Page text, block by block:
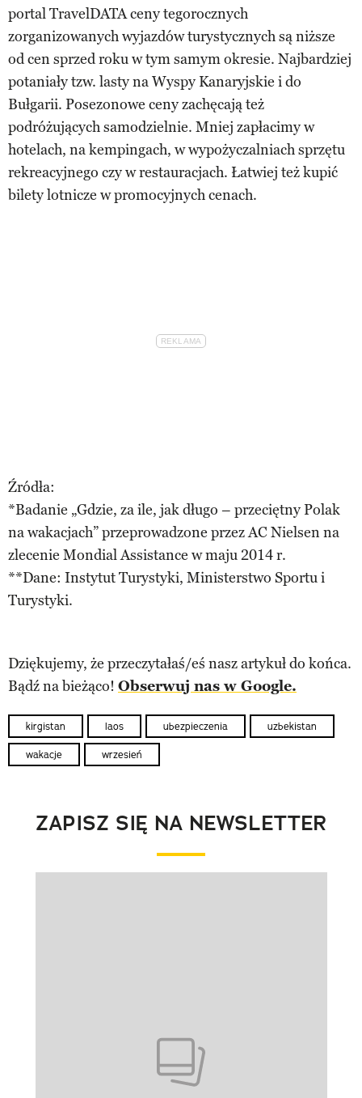
portal TravelDATA ceny tegorocznych
zorganizowanych wyjazdów turystycznych są niższe
od cen sprzed roku w tym samym okresie. Najbardziej
potaniały tzw. lasty na Wyspy Kanaryjskie i do
Bułgarii. Posezonowe ceny zachęcają też
podróżujących samodzielnie. Mniej zapłacimy w
hotelach, na kempingach, w wypożyczalniach sprzętu
rekreacyjnego czy w restauracjach. Łatwiej też kupić
bilety lotnicze w promocyjnych cenach.
Źródła:
*Badanie „Gdzie, za ile, jak długo – przeciętny Polak
na wakacjach” przeprowadzone przez AC Nielsen na
zlecenie Mondial Assistance w maju 2014 r.
**Dane: Instytut Turystyki, Ministerstwo Sportu i
Turystyki.
Dziękujemy, że przeczytałaś/eś nasz artykuł do końca.
Bądź na bieżąco! Obserwuj nas w Google.
kirgistan laos ubezpieczenia uzbekistan
wakacje wrzesień
ZAPISZ SIĘ NA NEWSLETTER